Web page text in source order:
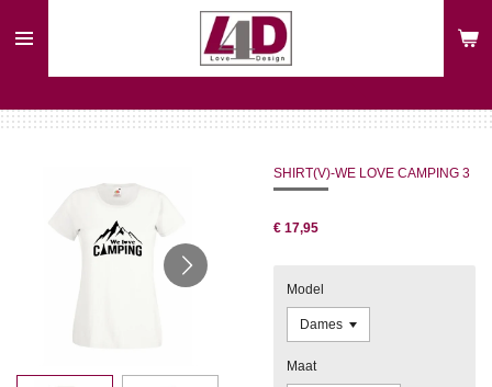
direct
hoofdinhoud
SHIRT(V)-WE LOVE CAMPING 3
€ 17,95
Model
Maat